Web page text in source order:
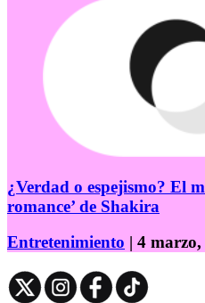
¿Verdad o espejismo? El
romance’ de Shakira
Entretenimiento | 4 marzo,